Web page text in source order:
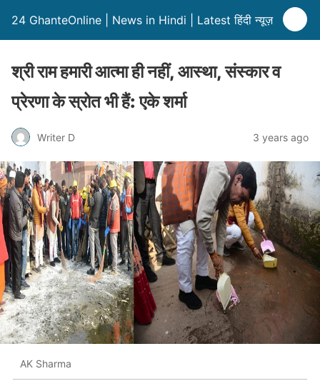
24 GhanteOnline | News in Hindi | Latest हिंदी न्यूज़
श्री राम हमारी आत्मा ही नहीं, आस्था, संस्कार व
प्रेरणा के स्रोत भी हैं: एके शर्मा
Writer D 3 years ago
AK Sharma